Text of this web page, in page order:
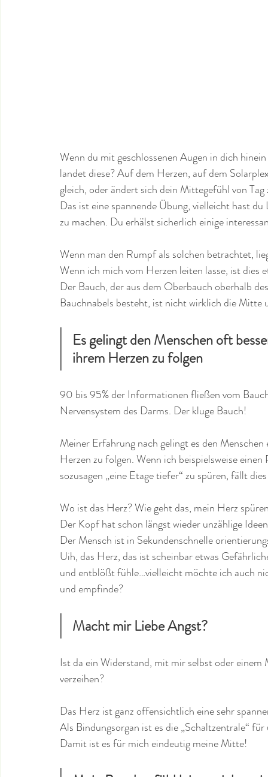
Wenn du mit geschlossenen Augen in dich
landet diese? Auf dem Herzen, auf dem
gleich, oder ändert sich dein Mittegefühl von Tag
Das ist eine spannende Übung, vielleicht hast
zu machen. Du erhälst sicherlich einige
Wenn man den Rumpf als solchen betrachtet,
Wenn ich mich vom Herzen leiten lasse, ist dies
Der Bauch, der aus dem Oberbauch oberhalb
Bauchnabels besteht, ist nicht wirklich die Mitte
Es gelingt den Menschen oft
ihrem Herzen zu folgen
90 bis 95% der Informationen fließen vom
Nervensystem des Darms. Der kluge Bauch!
Meiner Erfahrung nach gelingt es den
Herzen zu folgen. Wenn ich beispielsweise
sozusagen „eine Etage tiefer“ zu spüren, fällt
Wo ist das Herz? Wie geht das, mein Herz
Der Kopf hat schon längst wieder unzählige
Der Mensch ist in Sekundenschnelle
Uih, das Herz, das ist scheinbar etwas
und entblößt fühle…vielleicht möchte ich auch
und empfinde?
Macht mir Liebe Angst?
Ist da ein Widerstand, mit mir selbst oder
verzeihen?
Das Herz ist ganz offensichtlich eine sehr
Als Bindungsorgan ist es die „Schaltzentrale“
Damit ist es für mich eindeutig meine Mitte!